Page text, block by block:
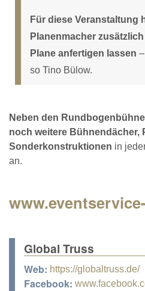
Für diese Veranstaltung
Planenmacher
Plane anfertigen lassen
so Tino Bülow.
Neben den
noch weitere Bühnendächer,
Sonderkonstruktionen in
an.
Global Truss
Web: https://globaltruss.de/
Facebook: